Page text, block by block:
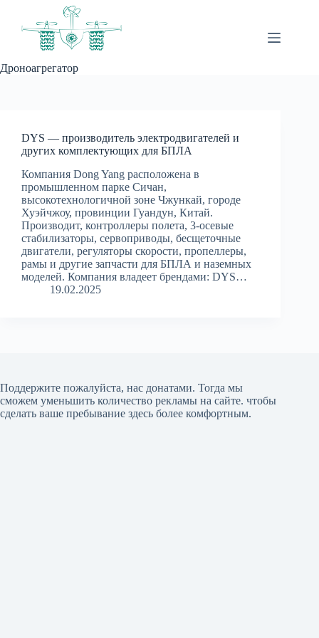
Дроноагрегатор
DYS — производитель электродвигателей и
других комплектующих для БПЛА
Компания Dong Yang расположена в
промышленном парке Сичан,
высокотехнологичной зоне Чжункай, городе
Хуэйчжоу, провинции Гуандун, Китай.
Производит, контроллеры полета, 3-осевые
стабилизаторы, сервоприводы, бесщеточные
двигатели, регуляторы скорости, пропеллеры,
рамы и другие запчасти для БПЛА и наземных
моделей. Компания владеет брендами: DYS…
19.02.2025
Поддержите пожалуйста, нас донатами. Тогда мы
сможем уменьшить количество рекламы на сайте. чтобы
сделать ваше пребывание здесь более комфортным.